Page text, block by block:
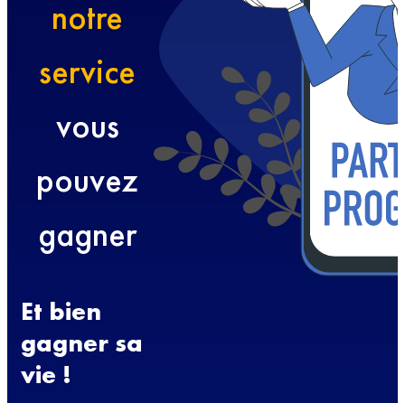
notre
service
vous
pouvez
gagner
Et bien
gagner sa
vie !